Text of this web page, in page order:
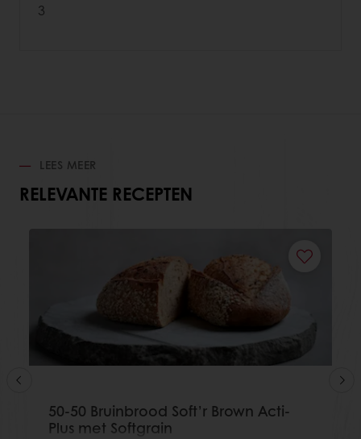
3
LEES MEER
RELEVANTE RECEPTEN
50-50 Bruinbrood Soft’r Brown Acti-
Plus met Softgrain